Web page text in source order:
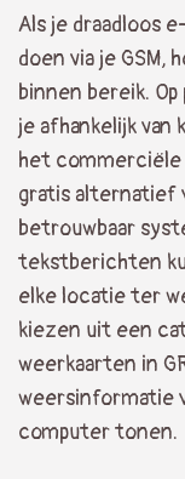
Als je draadloos
doen via je GSM,
binnen bereik.
je afhankelijk
het commerciële
gratis alternatief
betrouwbaar
tekstberichten
elke locatie ter
kiezen uit een
weerkaarten in
weersinformatie
computer tonen.